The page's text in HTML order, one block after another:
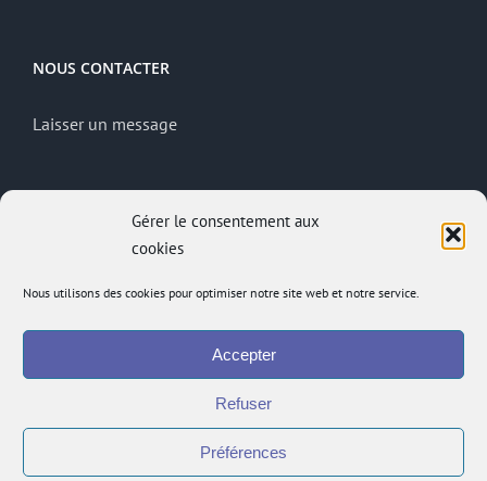
Gérer le consentement aux
cookies
Nous utilisons des cookies pour optimiser notre site web et notre service.
Accepter
Refuser
Préférences
NOUS CONTACTER
Laisser un message
Mentions légales
Politique de confidentialité